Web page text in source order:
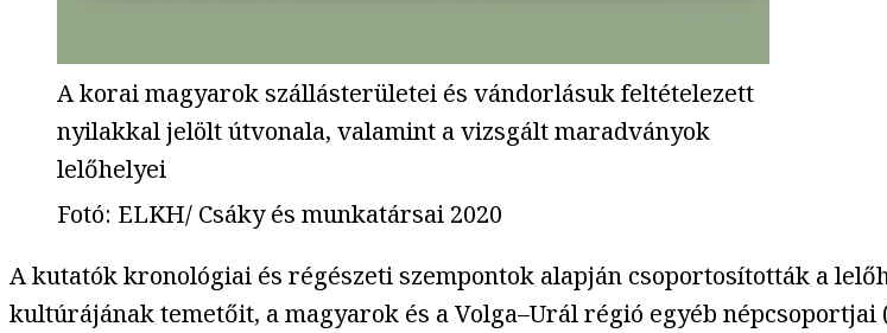
A korai magyarok szállásterületei és vándorlásuk feltételezett
nyilakkal jelölt útvonala, valamint a vizsgált maradványok
lelőhelyei
Fotó: ELKH/ Csáky és munkatársai 2020
A kutatók kronológiai és régészeti szempontok alapján csoportosították a
kultúrájának temetőit, a magyarok és a Volga–Urál régió egyéb